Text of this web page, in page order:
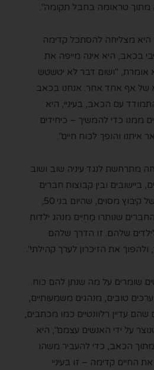
מתוך טראומה בחבל תקומה".
היא מצליחה להסתכל קדימה
בכאב, היא אינה מייפה את
אומרת, "ושום דבר לא יטשטש
של אף אחד אחר. אנחנו בכאב
עם הכאב, בעיניי, היא
ממנו כדי להמשיך – כיחידים
איתנו והופך לכוח חיים".
מתרחשת לנגד עיניה שוב ושוב
ביישובים ובין קבוצות חברים
שכולים. "אם מכיתה ד' של קיבוץ מסוים, שהיום בני 50,
שנותרו מַחְיִים מנהג ילדות
שלהם. זו הדרך שלהם
את הזיכרון לערך קהילתי".
שומרים על מה שנתן להם כוח.
טובים, מנהגים משמעותיים,
עדיין רלוונטיים כמו מכתבים,
על ידי האנשים עצמם", היא
הכאב, כדי להעביר משהו
החיים קדימה – זו בעיניי